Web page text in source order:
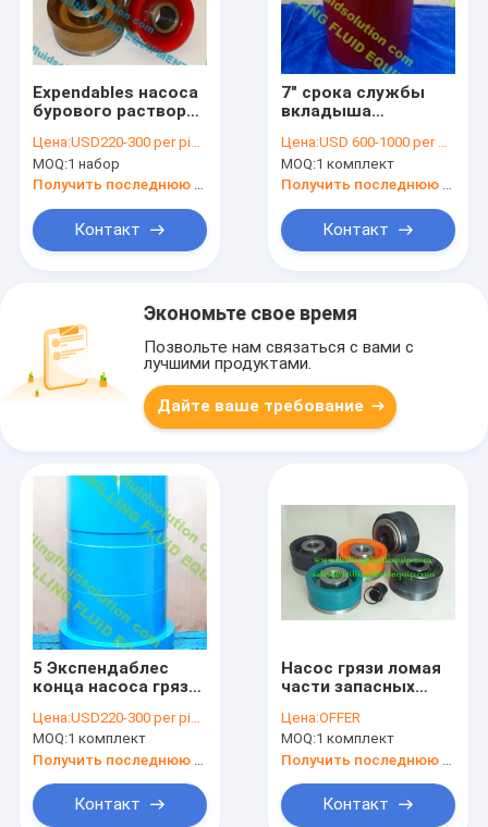
Expendables насоса
бурового раствора
нефти щадят части
для насоса грязи
популярного бренда
Цена:USD220-300 per piece
MOQ:1 набор
Получить последнюю цену
Контакт
7" срока службы
вкладыша
конец жидкости
насоса грязи
твердости Ф/
ПЗ-7 ПЗГ
керамического
высокий Триплекс
Цена:USD 600-1000 per piece
MOQ:1 комплект
Получить последнюю цену
Контакт
Экономьте свое время
Позвольте нам связаться с вами с
лучшими продуктами.
Дайте ваше требование
5 Экспендаблес
конца насоса грязи
Хонг Хуа ХХФ-1600/
ХХФ-1300
вкладыша
вкладыша насоса
грязи 1/2»
биметаллических
Цена:USD220-300 per piece
MOQ:1 комплект
Контакт
Насос грязи ломая
части запасных
Expendables насоса
грязи насоса
Цена:OFFER
MOQ:1 комплект
Контакт